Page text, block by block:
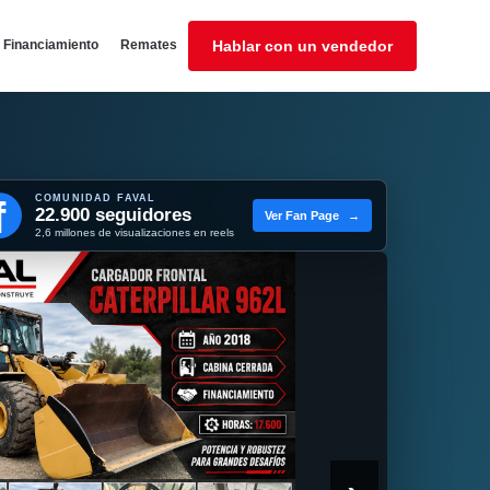
Financiamiento Remates Hablar con un vendedor
COMUNIDAD FAVAL
22.900 seguidores
2,6 millones de visualizaciones en reels
Ver Fan Page →